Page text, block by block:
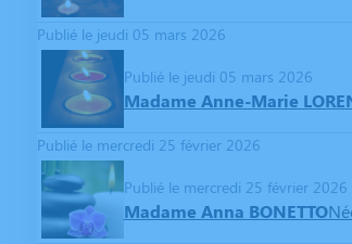
Publié le jeudi 05 mars 2026
Publié le jeudi 05 mars 2026
Madame Anne-Marie
Publié le mercredi 25 février 2026
Publié le mercredi 25 février 2026
Madame Anna BONETTO